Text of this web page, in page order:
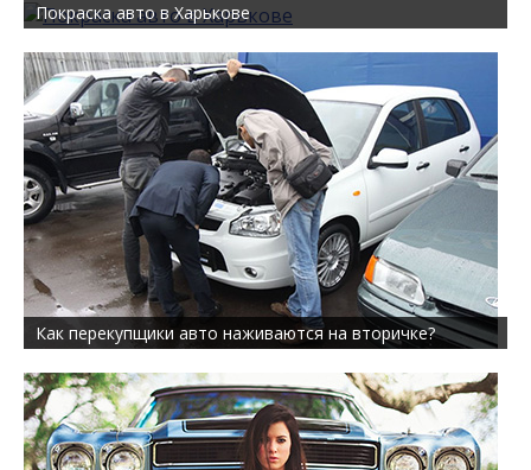
Покраска авто в Харькове
Как перекупщики авто наживаются на вторичке?